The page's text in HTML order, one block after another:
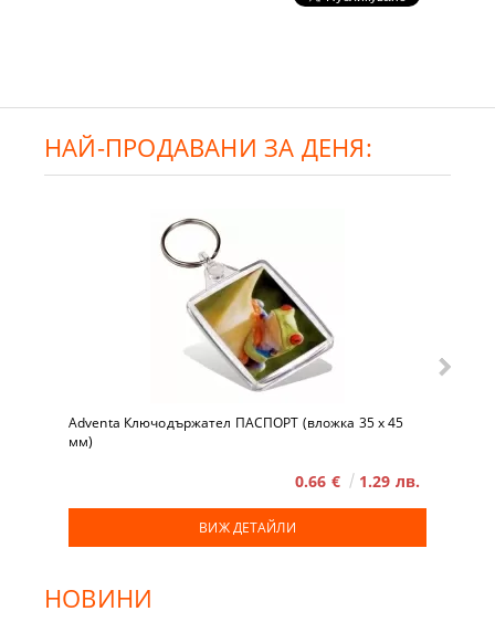
НАЙ-ПРОДАВАНИ ЗА ДЕНЯ:
Adventa Ключодържател ПАСПОРТ (вложка 35 x 45
мм)
0.66 € 1.29 лв.
ВИЖ ДЕТАЙЛИ
НОВИНИ